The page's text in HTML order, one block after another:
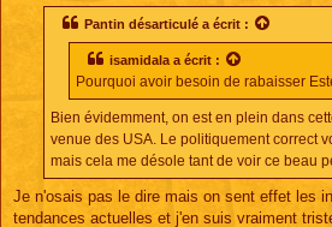
Pantin désarticulé a écrit :
isamidala a écrit :
Pourquoi avoir besoin de rabaisser
Bien évidemment, on est en plein dans
venue des USA. Le politiquement correct
mais cela me désole tant de voir ce beau
Je n'osais pas le dire mais on sent effet les
tendances actuelles et j'en suis vraiment